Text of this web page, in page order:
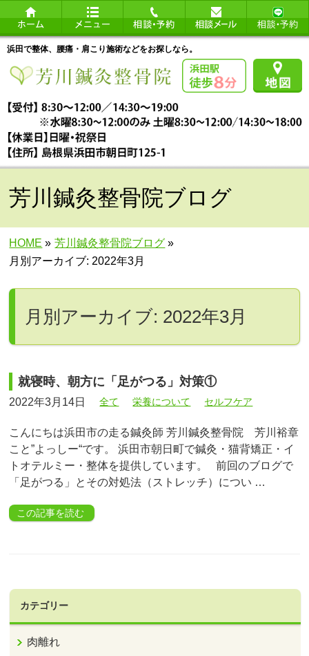
浜田で整体、腰痛・肩こり施術などをお探しなら。
芳川鍼灸整骨院ブログ
HOME » 芳川鍼灸整骨院ブログ »
月別アーカイブ: 2022年3月
月別アーカイブ: 2022年3月
就寝時、朝方に「足がつる」対策①
2022年3月14日 全て 栄養について セルフケア
こんにちは浜田市の走る鍼灸師 芳川鍼灸整骨院 芳川裕章
こと”よっしー“です。 浜田市朝日町で鍼灸・猫背矯正・イ
トオテルミー・整体を提供しています。 前回のブログで
「足がつる」とその対処法（ストレッチ）につい …
この記事を読む
カテゴリー
肉離れ